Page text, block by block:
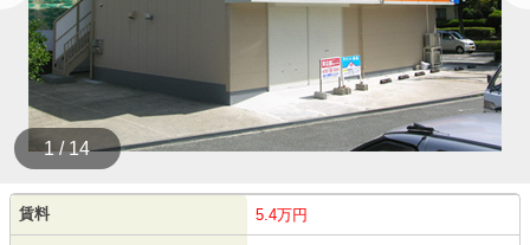
1 / 14
賃料 5.4万円